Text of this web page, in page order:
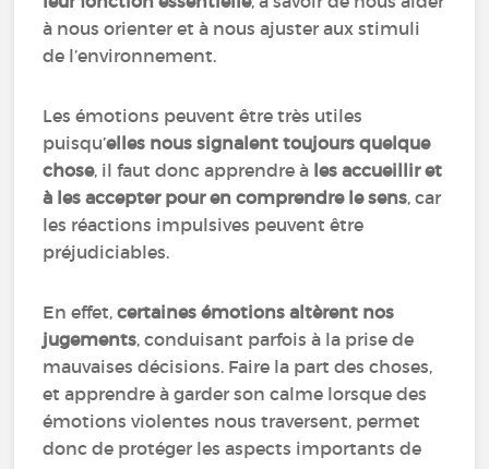
à nous orienter et à nous ajuster aux stimuli
de l’environnement.
Les émotions peuvent être très utiles
puisqu’elles nous signalent toujours quelque
chose, il faut donc apprendre à les accueillir et
à les accepter pour en comprendre le sens, car
les réactions impulsives peuvent être
préjudiciables.
En effet,certaines émotions altèrent nos
jugements, conduisant parfois à la prise de
mauvaises décisions. Faire la part des choses,
et apprendre à garder son calme lorsque des
émotions violentes nous traversent, permet
donc de protéger les aspects importants de